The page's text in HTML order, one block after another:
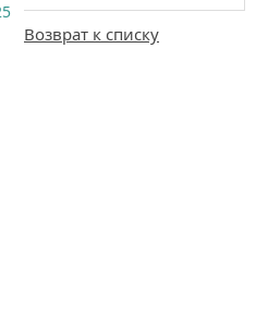
Возврат к списку